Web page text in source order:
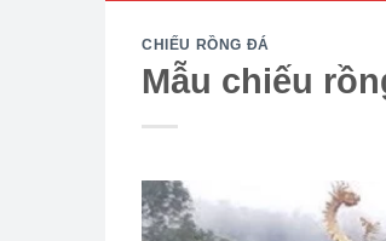
CHIẾU RỒNG ĐÁ
Mẫu chiếu